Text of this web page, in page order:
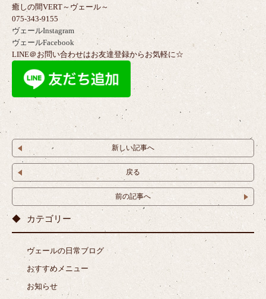
癒しの間VERT～ヴェール～
075-343-9155
ヴェールInstagram
ヴェールFacebook
LINE＠お問い合わせはお友達登録からお気軽に☆
新しい記事へ
戻る
前の記事へ
カテゴリー
ヴェールの日常ブログ
おすすめメニュー
お知らせ